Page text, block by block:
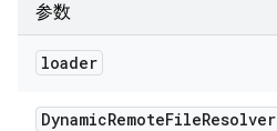
参数
loader
DynamicRemoteFileResolver